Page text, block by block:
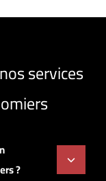
services
?